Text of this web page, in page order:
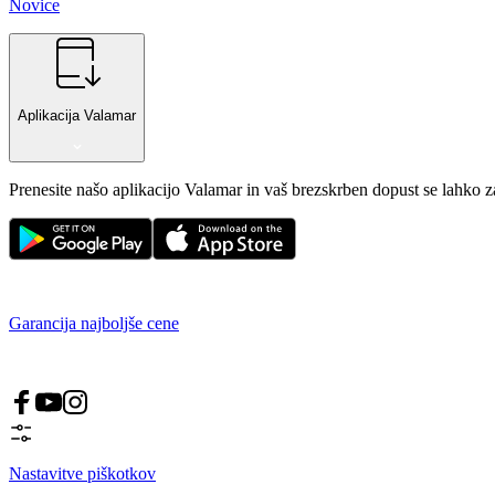
Novice
Aplikacija Valamar
Prenesite našo aplikacijo Valamar in vaš brezskrben dopust se lahko
Garancija najboljše cene
Nastavitve piškotkov